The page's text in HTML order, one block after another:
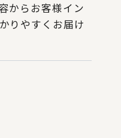
からお客様イン
りやすくお届け